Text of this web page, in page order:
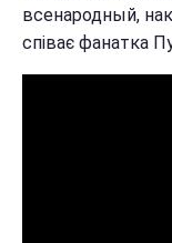
всенародный,
співає фанатка